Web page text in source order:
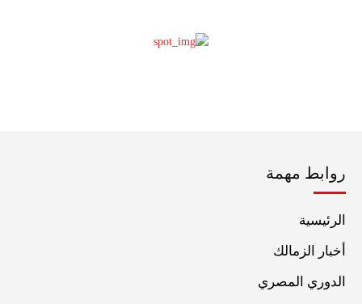
روابط مهمة
الرئيسية
أخبار الزمالك
الدوري المصري